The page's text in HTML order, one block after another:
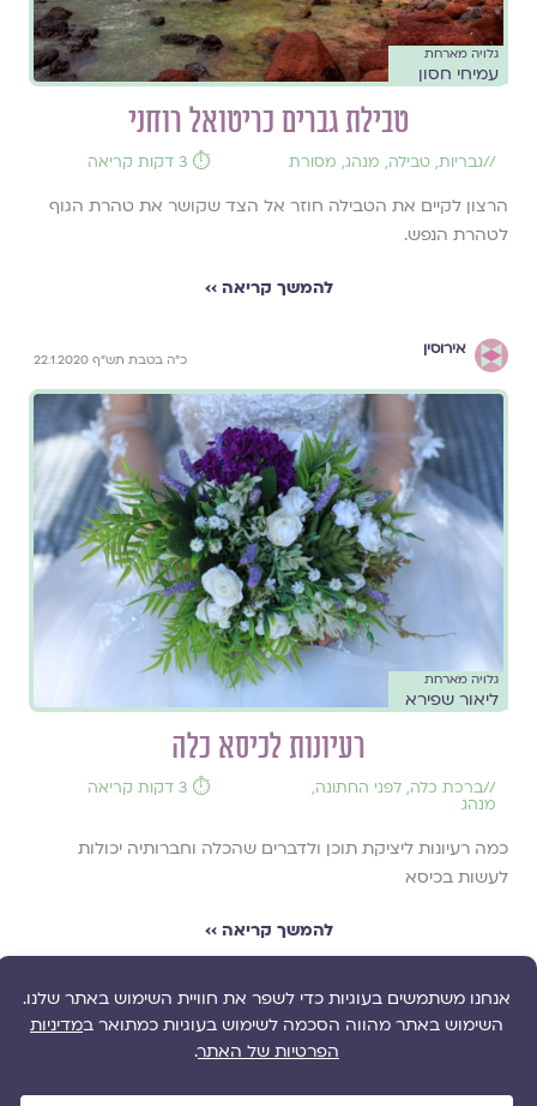
גלויה מארחת
עמיחי חסון
טבילת גברים כריטואל רוחני
//גבריות, טבילה, מנהג, מסורת ⏱️ 3 דקות קריאה
הרצון לקיים את הטבילה חוזר אל הצד שקושר את טהרת הגוף
לטהרת הנפש.
להמשך קריאה ››
אירוסין
כ"ה בטבת תש"ף 22.1.2020
גלויה מארחת
ליאור שפירא
רעיונות לכיסא כלה
//ברכת כלה, לפני החתונה,
מנהג
⏱️ 3 דקות קריאה
כמה רעיונות ליציקת תוכן ולדברים שהכלה וחברותיה יכולות
לעשות בכיסא
להמשך קריאה ››
אירוסין
ט' בטבת תש"ף 6.1.2020